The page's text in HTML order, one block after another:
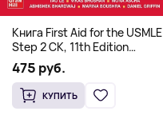
Книга First Aid for the USMLE
Step 2 CK, 11th Edition
(Мягкий переплет,
Английский язык)
475 руб.
КУПИТЬ